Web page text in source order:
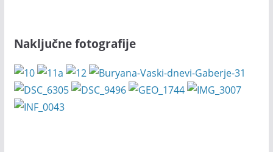
Naključne fotografije